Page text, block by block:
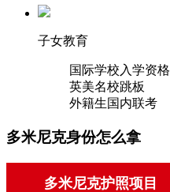
子女教育
国际学校入学资格
英美名校跳板
外籍生国内联考
多米尼克身份怎么拿
多米尼克护照项目